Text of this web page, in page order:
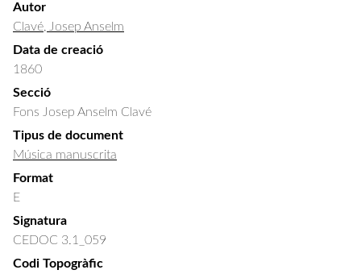
Autor
Clavé, Josep Anselm
Data de creació
1860
Secció
Fons Josep Anselm Clavé
Tipus de document
Música manuscrita
Format
E
Signatura
CEDOC 3.1_059
Codi Topogràfic